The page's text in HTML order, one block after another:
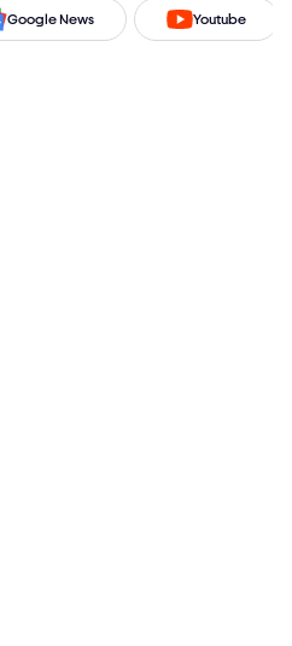
Google News Youtube